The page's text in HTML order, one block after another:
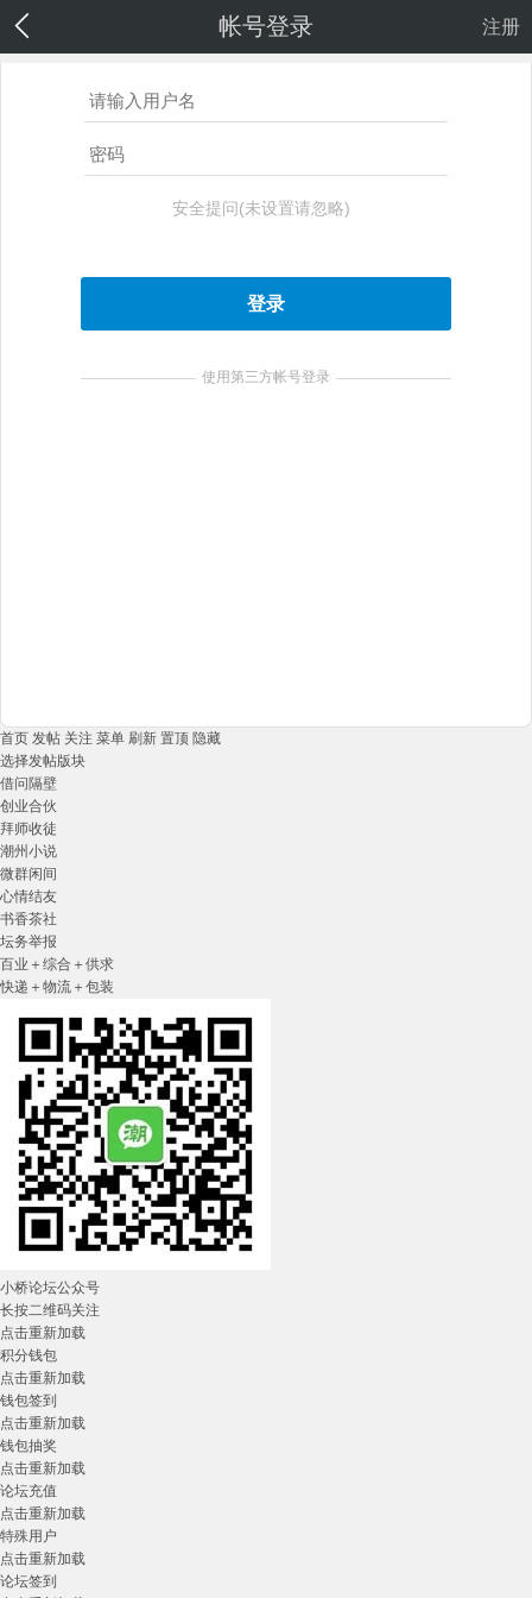
帐号登录 注册
安全提问(未设置请忽略)
登录
使用第三方帐号登录
首页 发帖 关注 菜单 刷新 置顶 隐藏
选择发帖版块
借问隔壁
创业合伙
拜师收徒
潮州小说
微群闲间
心情结友
书香茶社
坛务举报
百业＋综合＋供求
快递＋物流＋包装
小桥论坛公众号
长按二维码关注
点击重新加载
积分钱包
点击重新加载
钱包签到
点击重新加载
钱包抽奖
点击重新加载
论坛充值
点击重新加载
特殊用户
点击重新加载
论坛签到